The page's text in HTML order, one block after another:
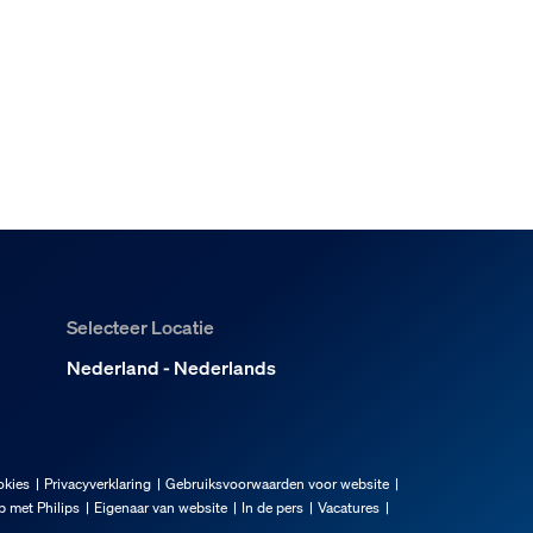
een paar minuten werkte alles. De app is
Selecteer Locatie
Nederland - Nederlands
Privacyverklaring
Gebruiksvoorwaarden voor website
met Philips
Eigenaar van website In de pers Vacatures